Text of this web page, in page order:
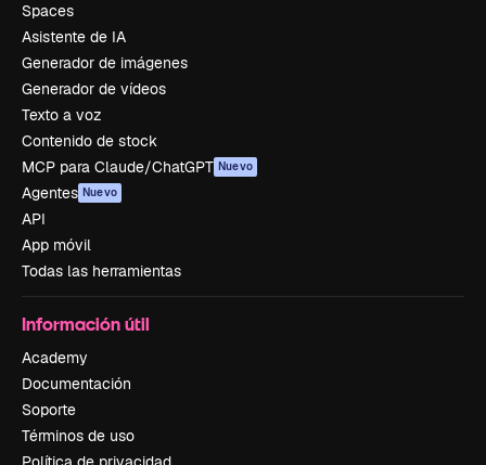
Spaces
Asistente de IA
Generador de imágenes
Generador de vídeos
Texto a voz
Contenido de stock
MCP para Claude/ChatGPT Nuevo
Agentes Nuevo
API
App móvil
Todas las herramientas
Información útil
Academy
Documentación
Soporte
Términos de uso